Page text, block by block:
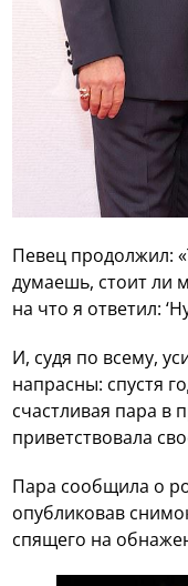
Певец продолжил:
думаешь, стоит ли
на что я ответил:
И, судя по всему,
напрасны: спустя
счастливая пара в
приветствовала
Пара сообщила о
опубликовав
спящего на